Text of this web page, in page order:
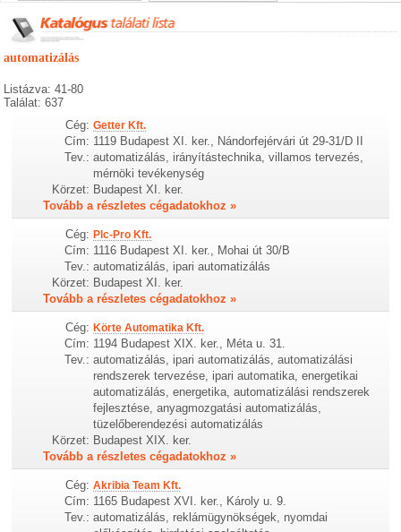
automatizálás
Listázva: 41-80
Találat: 637
Cég: Getter Kft.
Cím: 1119 Budapest XI. ker., Nándorfejérvári út 29-31/D II
Tev.: automatizálás, irányítástechnika, villamos tervezés,
mérnöki tevékenység
Körzet: Budapest XI. ker.
Tovább a részletes cégadatokhoz »
Cég: Plc-Pro Kft.
Cím: 1116 Budapest XI. ker., Mohai út 30/B
Tev.: automatizálás, ipari automatizálás
Körzet: Budapest XI. ker.
Tovább a részletes cégadatokhoz »
Cég: Körte Automatika Kft.
Cím: 1194 Budapest XIX. ker., Méta u. 31.
Tev.: automatizálás, ipari automatizálás, automatizálási
rendszerek tervezése, ipari automatika, energetikai
automatizálás, energetika, automatizálási rendszerek
fejlesztése, anyagmozgatási automatizálás,
tüzelőberendezési automatizálás
Körzet: Budapest XIX. ker.
Tovább a részletes cégadatokhoz »
Cég: Akribia Team Kft.
Cím: 1165 Budapest XVI. ker., Károly u. 9.
Tev.: automatizálás, reklámügynökségek, nyomdai